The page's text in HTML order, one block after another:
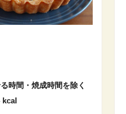
間・焼成時間を除く